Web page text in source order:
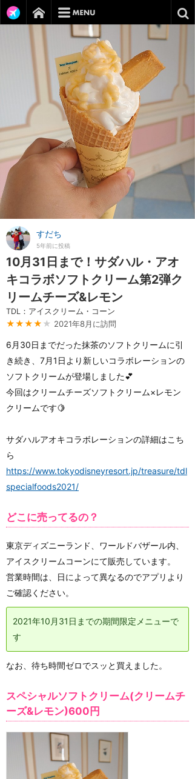
すだち
5年前に投稿
10月31日まで！サダハル・アオ
キコラボソフトクリーム第2弾ク
リームチーズ&レモン
TDL：アイスクリーム・コーン
★★★★ ★ 2021年8月に訪問
6月30日までだった抹茶のソフトクリームに引
き続き、7月1日より新しいコラボレーションの
ソフトクリームが登場しました💕
今回はクリームチーズソフトクリーム×レモン
クリームです🍋
サダハルアオキコラボレーションの詳細はこち
ら
https://www.tokyodisneyresort.jp/treasure/tdl
specialfoods2021/
どこに売ってるの？
東京ディズニーランド、ワールドバザール内、
アイスクリームコーンにて販売しています。
営業時間は、日によって異なるのでアプリより
ご確認ください。
2021年10月31日までの期間限定メニューで
す
なお、待ち時間ゼロでスッと買えました。
スペシャルソフトクリーム(クリームチ
ーズ&レモン)600円